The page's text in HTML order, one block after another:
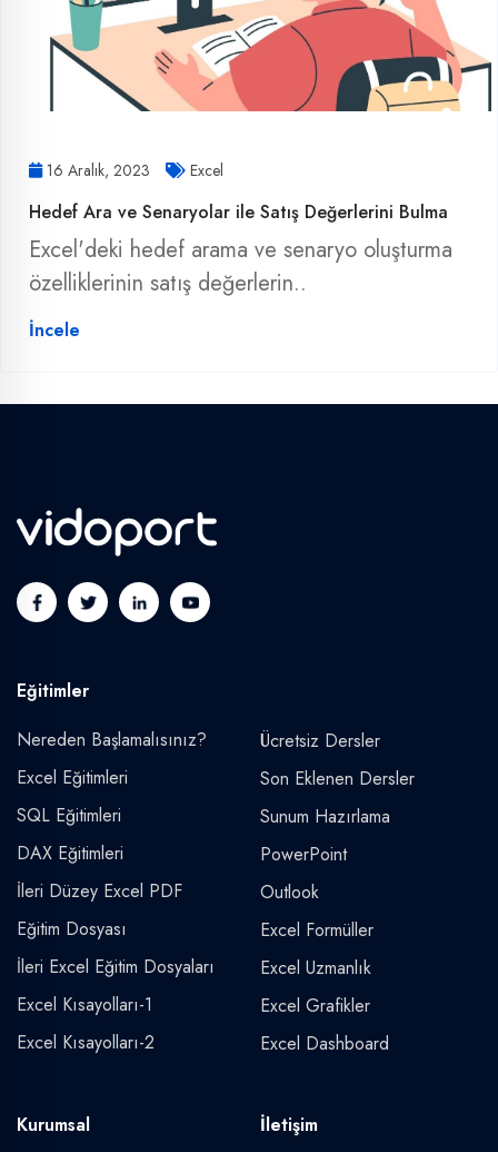
16 Aralık, 2023 Excel
Hedef Ara ve Senaryolar ile Satış Değerlerini Bulma
Excel'deki hedef arama ve senaryo oluşturma
özelliklerinin satış değerlerin..
İncele
Eğitimler
Nereden Başlamalısınız?
Excel Eğitimleri
SQL Eğitimleri
DAX Eğitimleri
İleri Düzey Excel PDF
Eğitim Dosyası
İleri Excel Eğitim Dosyaları
Excel Kısayolları-1
Excel Kısayolları-2
Ücretsiz Dersler
Son Eklenen Dersler
Sunum Hazırlama
PowerPoint
Outlook
Excel Formüller
Excel Uzmanlık
Excel Grafikler
Excel Dashboard
Kurumsal
İletişim